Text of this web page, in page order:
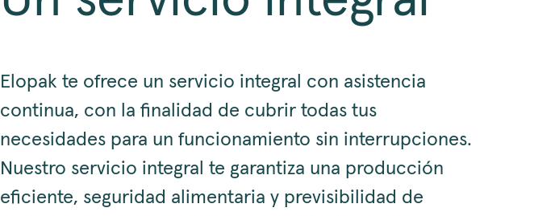
Elopak te ofrece un servicio integral con asistencia
continua, con la finalidad de cubrir todas tus
necesidades para un funcionamiento sin interrupciones.
Nuestro servicio integral te garantiza una producción
eficiente, seguridad alimentaria y previsibilidad de